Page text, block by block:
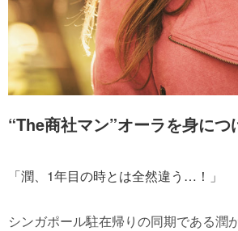
“The商社マン”オーラを身につ
「潤、1年目の時とは全然違う…！」
シンガポール駐在帰りの同期である